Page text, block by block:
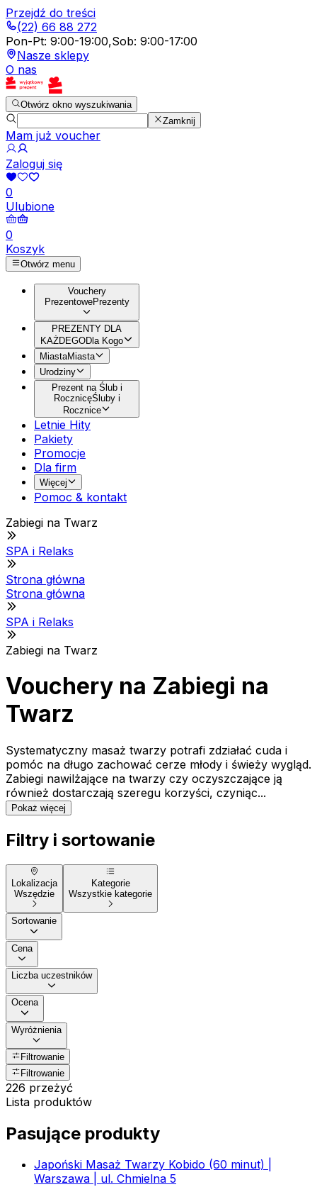
Przejdź do treści
(22) 66 88 272
Pon-Pt: 9:00-19:00,Sob: 9:00-17:00
Nasze sklepy
O nas
Otwórz okno wyszukiwania
Zamknij
Mam już voucher
Zaloguj się
0
Ulubione
0
Koszyk
Otwórz menu
Vouchery
PrezentowePrezenty
PREZENTY DLA
KAŻDEGODla Kogo
MiastaMiasta
Urodziny
Prezent na Ślub i
RocznicęŚluby i
Rocznice
Letnie Hity
Pakiety
Promocje
Dla firm
Więcej
Pomoc & kontakt
Zabiegi na Twarz
SPA i Relaks
Strona główna
Strona główna
SPA i Relaks
Zabiegi na Twarz
Vouchery na Zabiegi na
Twarz
Systematyczny masaż twarzy potrafi zdziałać cuda i
pomóc na długo zachować cerze młody i świeży wygląd.
Zabiegi nawilżające na twarzy czy oczyszczające ją
również dostarczają szeregu korzyści, czyniąc...
Pokaż więcej
Filtry i sortowanie
Lokalizacja
Wszędzie
Kategorie
Wszystkie kategorie
Sortowanie
Cena
Liczba uczestników
Ocena
Wyróżnienia
Filtrowanie
Filtrowanie
226 przeżyć
Lista produktów
Pasujące produkty
Japoński Masaż Twarzy Kobido (60 minut) |
Warszawa | ul. Chmielna 5